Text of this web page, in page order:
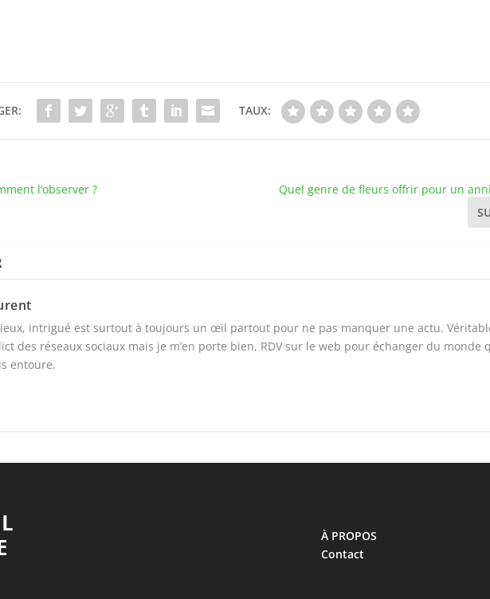
TAUX:
l’observer ?
Quel genre de fleurs offrir pour un
intrigué est surtout à toujours un œil partout pour ne pas manquer une actu.
des réseaux sociaux mais je m’en porte bien, RDV sur le web pour échanger du monde
entoure.
À PROPOS
Contact